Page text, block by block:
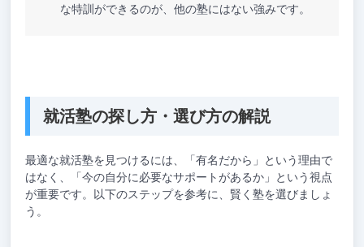
な特訓ができるのが、他の塾にはない強みです。
就活塾の探し方・選び方の解説
最適な就活塾を見つけるには、「有名だから」という理由で
はなく、「今の自分に必要なサポートがあるか」という視点
が重要です。以下のステップを参考に、賢く塾を選びましょ
う。